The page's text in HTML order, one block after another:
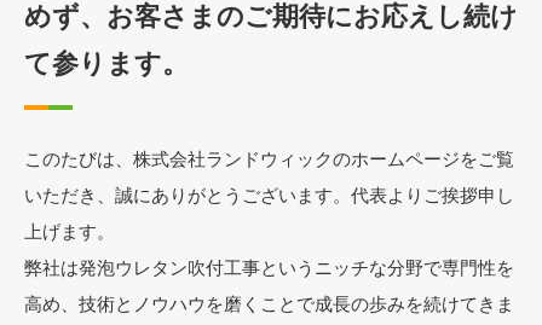
めず、 お客さまのご期待にお応えし続け
て参ります。
このたびは、株式会社ランドウィックのホームページをご覧
いただき、誠にありがとうございます。代表よりご挨拶申し
上げます。
弊社は発泡ウレタン吹付工事というニッチな分野で専門性を
高め、技術とノウハウを磨くことで成長の歩みを続けてきま